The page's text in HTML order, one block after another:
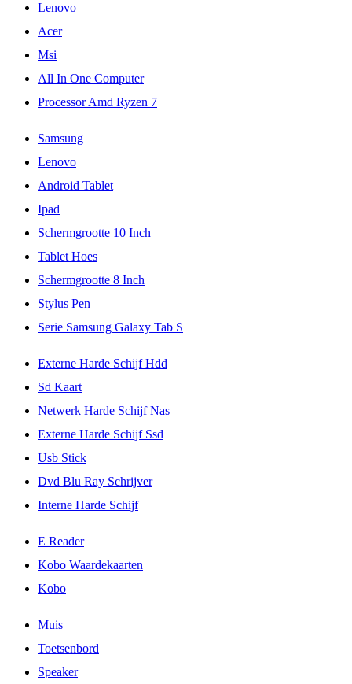
Lenovo
Acer
Msi
All In One Computer
Processor Amd Ryzen 7
Samsung
Lenovo
Android Tablet
Ipad
Schermgrootte 10 Inch
Tablet Hoes
Schermgrootte 8 Inch
Stylus Pen
Serie Samsung Galaxy Tab S
Externe Harde Schijf Hdd
Sd Kaart
Netwerk Harde Schijf Nas
Externe Harde Schijf Ssd
Usb Stick
Dvd Blu Ray Schrijver
Interne Harde Schijf
E Reader
Kobo Waardekaarten
Kobo
Muis
Toetsenbord
Speaker